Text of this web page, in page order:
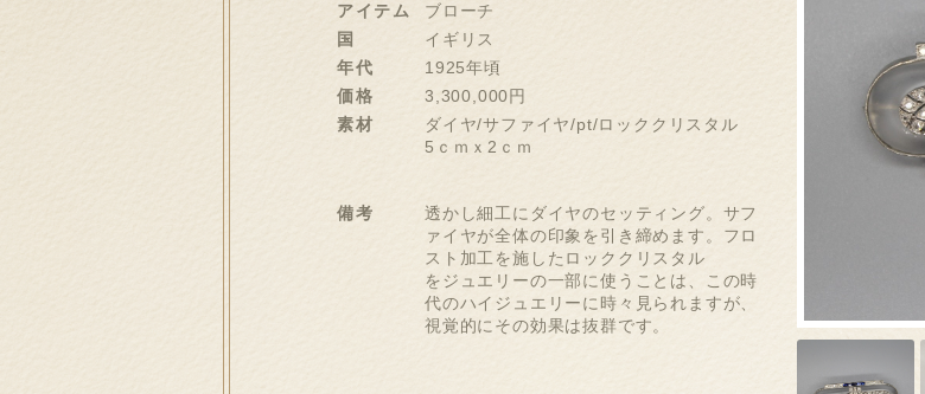
アイテム
ブローチ
国
イギリス
年代
1925年頃
価格
3,300,000円
素材
ダイヤ/サファイヤ/pt/ロッククリスタル
5ｃｍｘ2ｃｍ
備考
透かし細工にダイヤのセッティング。サフ
ァイヤが全体の印象を引き締めます。フロ
スト加工を施したロッククリスタル
をジュエリーの一部に使うことは、この時
代のハイジュエリーに時々見られますが、
視覚的にその効果は抜群です。